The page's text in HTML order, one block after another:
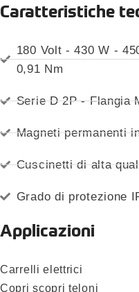
Caratteristiche
180 Volt - 430 W -
0,91 Nm
Serie D 2P - Flangia
Magneti permanenti
Cuscinetti di alta
Grado di protezione
Applicazioni
Carrelli elettrici
Copri scopri teloni